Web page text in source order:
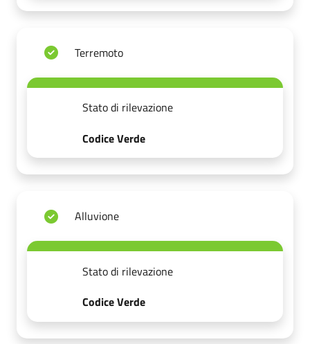
Terremoto
Stato di rilevazione
Codice Verde
Alluvione
Stato di rilevazione
Codice Verde